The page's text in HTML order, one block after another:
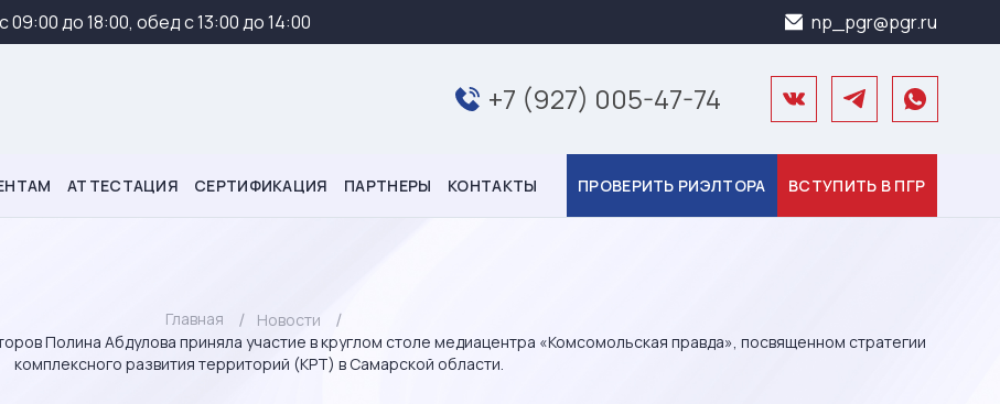
09:00 до 18:00, обед с 13:00 до 14:00 np_pgr@pgr.ru
+7 (927) 005-47-74
АТТЕСТАЦИЯ СЕРТИФИКАЦИЯ ПАРТНЕРЫ КОНТАКТЫ ПРОВЕРИТЬ РИЭЛТОРА ВСТУПИТЬ В ПГР
Главная
Новости
Полина Абдулова приняла участие в круглом столе медиацентра «Комсомольская правда», посвященном стратегии
комплексного развития территорий (КРТ) в Самарской области.